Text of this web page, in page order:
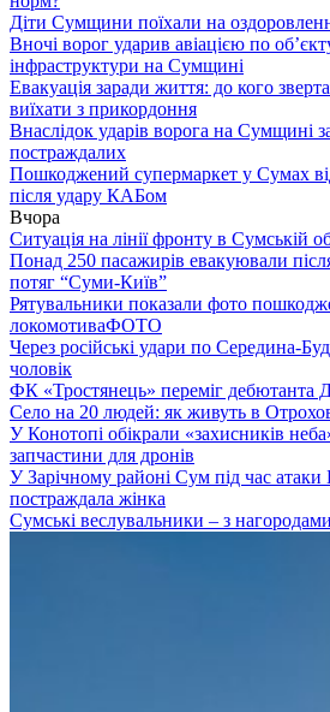
Діти Сумщини поїхали на
Вночі ворог ударив авіацією по
інфраструктури на Сумщині
Евакуація заради життя: до кого
виїхати з прикордоння
Внаслідок ударів ворога на Сумщині
постраждалих
Пошкоджений супермаркет у Сумах
після удару КАБом
Вчора
Ситуація на лінії фронту в Сумській
Понад 250 пасажирів евакуювали
потяг “Суми-Київ”
Рятувальники показали фото
локомотиваФОТО
Через російські удари по Середина-
чоловік
ФК «Тростянець» переміг дебютанта
Село на 20 людей: як живуть в
У Конотопі обікрали «захисників
запчастини для дронів
У Зарічному районі Сум під час
постраждала жінка
Сумські веслувальники – з